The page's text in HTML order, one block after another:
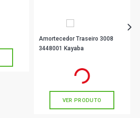
Amortecedor Traseiro 3008
3448001 Kayaba
em até 10x de
VER PRODUTO